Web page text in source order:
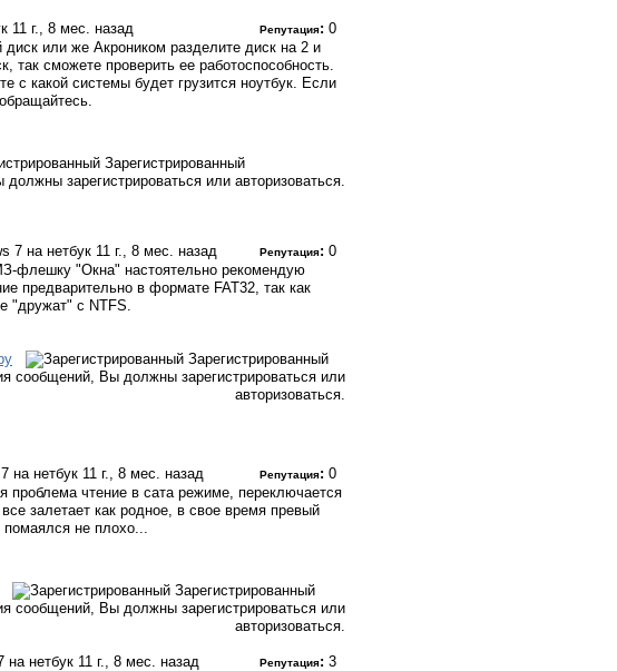
11 г., 8 мес. назад Репутация: 0
или же Акроником разделите диск на 2 и
так сможете проверить ее работоспособность.
с какой системы будет грузится ноутбук. Если
Зарегистрированный
зарегистрироваться или авторизоваться.
7 на нетбук 11 г., 8 мес. назад Репутация: 0
флешку "Окна" настоятельно рекомендую
предварительно в формате FAT32, так как
"дружат" с NTFS.
Зарегистрированный
сообщений, Вы должны зарегистрироваться или
авторизоваться.
на нетбук 11 г., 8 мес. назад Репутация: 0
проблема чтение в сата режиме, переключается
залетает как родное, в свое время превый
помаялся не плохо...
Зарегистрированный
сообщений, Вы должны зарегистрироваться или
авторизоваться.
на нетбук 11 г., 8 мес. назад Репутация: 3